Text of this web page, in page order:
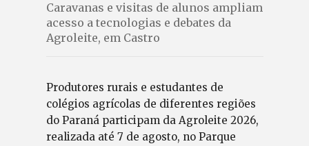
Caravanas e visitas de alunos ampliam
acesso a tecnologias e debates da
Agroleite, em Castro
Produtores rurais e estudantes de
colégios agrícolas de diferentes regiões
do Paraná participam da Agroleite 2026,
realizada até 7 de agosto, no Parque